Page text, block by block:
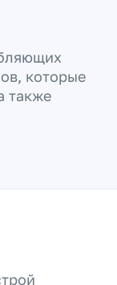
которые
также